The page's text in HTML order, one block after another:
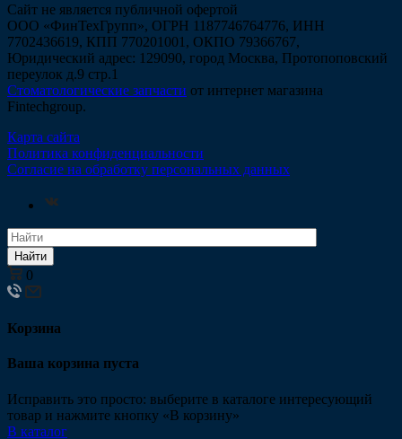
Сайт не является публичной офертой
ООО «ФинТехГрупп», ОГРН 1187746764776, ИНН
7702436619, КПП 770201001, ОКПО 79366767,
Юридический адрес: 129090, город Москва, Протопоповский
переулок д.9 стр.1
Стоматологические запчасти от интернет магазина
Fintechgroup.
Карта сайта
Политика конфиденциальности
Согласие на обработку персональных данных
Найти
0
Корзина
Ваша корзина пуста
Исправить это просто: выберите в каталоге интересующий
товар и нажмите кнопку «В корзину»
В каталог